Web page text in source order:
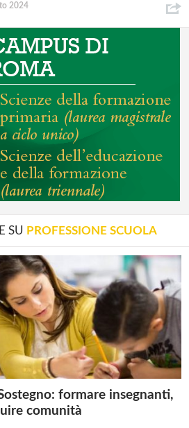
2024
SU PROFESSIONE SCUOLA
formare insegnanti,
comunità